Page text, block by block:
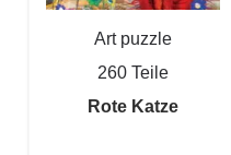
Art puzzle
260 Teile
Rote Katze